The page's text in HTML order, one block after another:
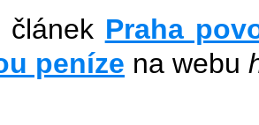
Praha
peníze na webu